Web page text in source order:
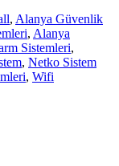
, Alanya Güvenlik
, Alanya
Sistemleri,
, Netko Sistem
, Wifi